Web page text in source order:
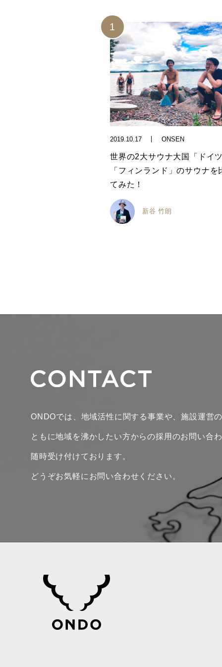
2019.10.17 ONSEN
世界の2大サウナ大国「ドイ
「フィンランド」のサウナを
てみた！
新谷 竹朗
ONDOでは、地域活性に関する事業や、施設運営の
ともに地域を沸かしたい方からの採用のお問い合
随時受け付けております。
どうぞお気軽にお問い合わせください。